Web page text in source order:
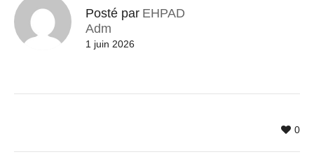
Posté par EHPAD
Adm
1 juin 2026
0